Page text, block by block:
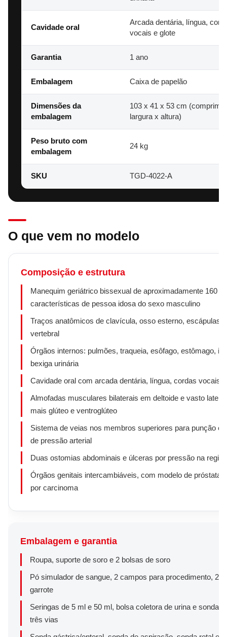
Cavidade oral
Arcada dentária, língua,
vocais e glote
Garantia 1 ano
Embalagem Caixa de papelão
Dimensões da
embalagem
103 x 41 x 53 cm
largura x altura)
Peso bruto com
embalagem
24 kg
SKU TGD-4022-A
O que vem no modelo
Composição e estrutura
Manequim geriátrico bissexual de aproximadamente 160
características de pessoa idosa do sexo masculino
Traços anatômicos de clavícula, osso esterno, escápulas
vertebral
Órgãos internos: pulmões, traqueia, esôfago, estômago,
bexiga urinária
Cavidade oral com arcada dentária, língua, cordas vocais
Almofadas musculares bilaterais em deltoide e vasto
mais glúteo e ventroglúteo
Sistema de veias nos membros superiores para punção e
de pressão arterial
Duas ostomias abdominais e úlceras por pressão na
Órgãos genitais intercambiáveis, com modelo de próstata
por carcinoma
Embalagem e garantia
Roupa, suporte de soro e 2 bolsas de soro
Pó simulador de sangue, 2 campos para procedimento, 2
garrote
Seringas de 5 ml e 50 ml, bolsa coletora de urina e sonda
três vias